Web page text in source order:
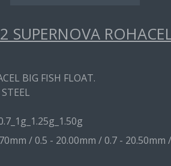
SUPERNOVA
BIG FISH FLOAT.
/ 0.5 - 20.00mm / 0.7 -